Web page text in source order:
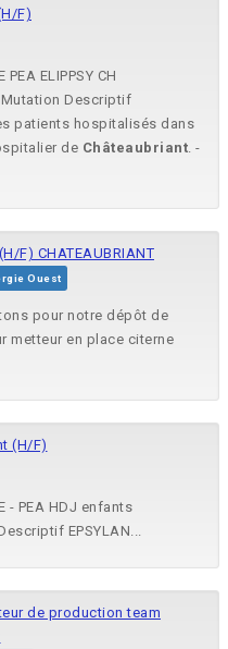
F)
ELIPPSY CH
Mutation Descriptif
patients hospitalisés dans
de Châteaubriant. -
F) CHATEAUBRIANT
Ouest
pour notre dépôt de
metteur en place citerne
(H/F)
PEA HDJ enfants
EPSYLAN...
de production team